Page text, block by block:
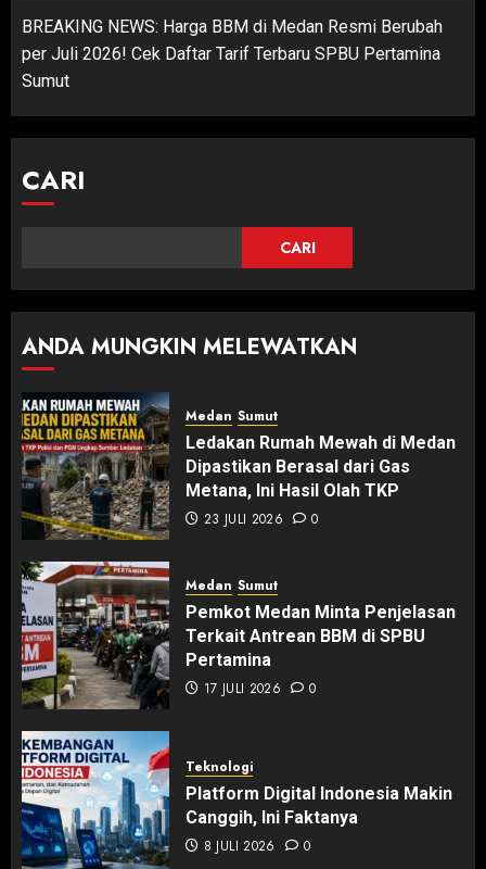
BREAKING NEWS: Harga BBM di Medan Resmi Berubah
per Juli 2026! Cek Daftar Tarif Terbaru SPBU Pertamina
Sumut
CARI
CARI
ANDA MUNGKIN MELEWATKAN
Medan Sumut
Ledakan Rumah Mewah di Medan
Dipastikan Berasal dari Gas
Metana, Ini Hasil Olah TKP
23 JULI 2026 0
Medan Sumut
Pemkot Medan Minta Penjelasan
Terkait Antrean BBM di SPBU
Pertamina
17 JULI 2026 0
Teknologi
Platform Digital Indonesia Makin
Canggih, Ini Faktanya
8 JULI 2026 0